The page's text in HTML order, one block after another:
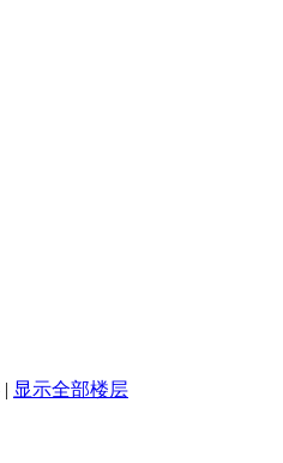
| 显示全部楼层